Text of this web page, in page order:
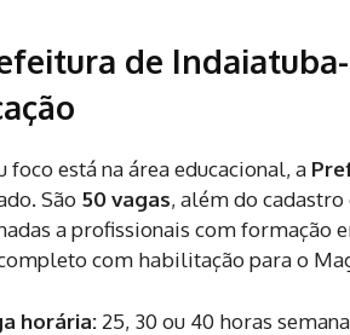
de
foco está na área educacional, a
São 50 vagas, além do
a profissionais com formação
com habilitação para o
horária: 25, 30 ou 40 horas